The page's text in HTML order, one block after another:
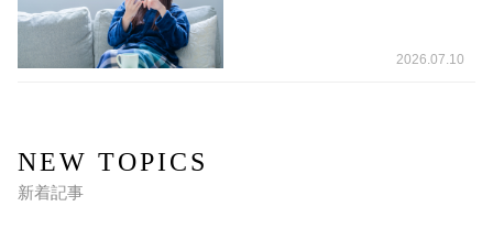
2026.07.10
NEW TOPICS
新着記事